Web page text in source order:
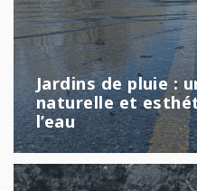
Jardins de pluie :
naturelle et
l’eau